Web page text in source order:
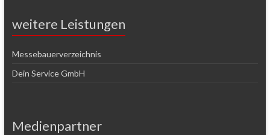
weitere Leistungen
Messebauerverzeichnis
Dein Service GmbH
Medienpartner